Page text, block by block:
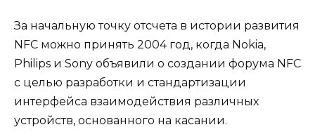
За начальную точку отсчета в истории развития
NFC можно принять 2004 год, когда Nokia,
Philips и Sony объявили о создании форума NFC
с целью разработки и стандартизации
интерфейса взаимодействия различных
устройств, основанного на касании.